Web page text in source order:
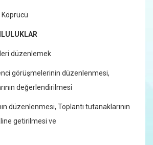
Köprücü
düzenlemek
görüşmelerinin düzenlenmesi,
değerlendirilmesi
düzenlenmesi, Toplantı tutanaklarının
getirilmesi ve